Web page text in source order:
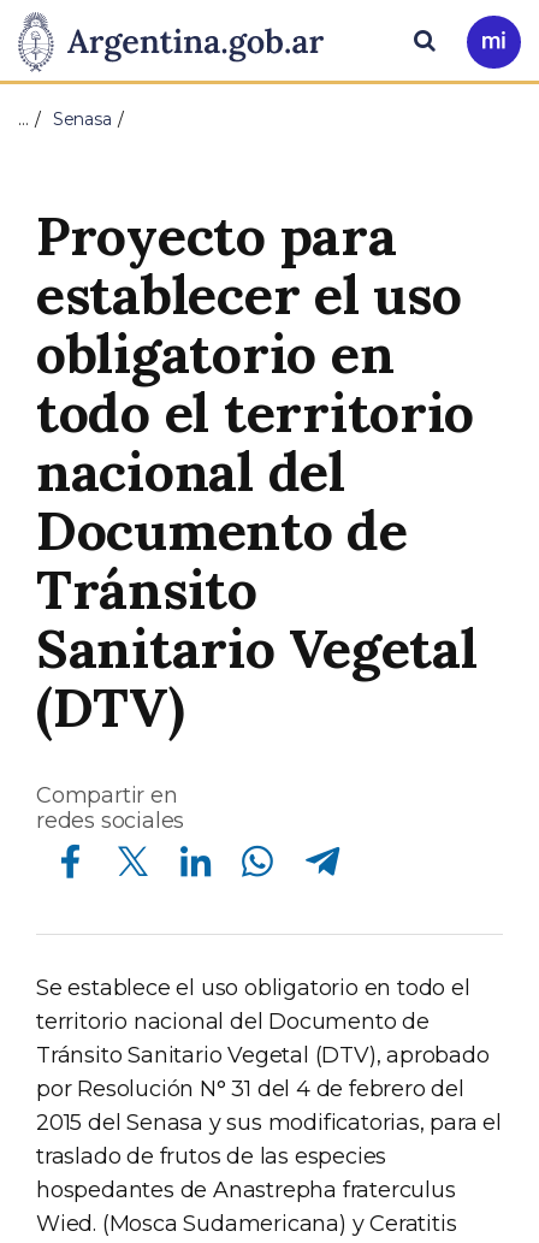
Presidencia
de
Nación
Pasar al contenido principal
Ir
a
Buscar
… Senasa
Proyecto para
establecer el uso
obligatorio en
todo el territorio
nacional del
Documento de
Tránsito
Sanitario Vegetal
(DTV)
Compartir en
redes sociales
Compartir en Facebook Compartir en Twitter Compartir en Linkedin Compartir en Whatsapp Compartir en Telegram
Se establece el uso obligatorio en todo el
territorio nacional del Documento de
Tránsito Sanitario Vegetal (DTV), aprobado
por Resolución N° 31 del 4 de febrero del
2015 del Senasa y sus modificatorias, para el
traslado de frutos de las especies
hospedantes de Anastrepha fraterculus
Wied. (Mosca Sudamericana) y Ceratitis